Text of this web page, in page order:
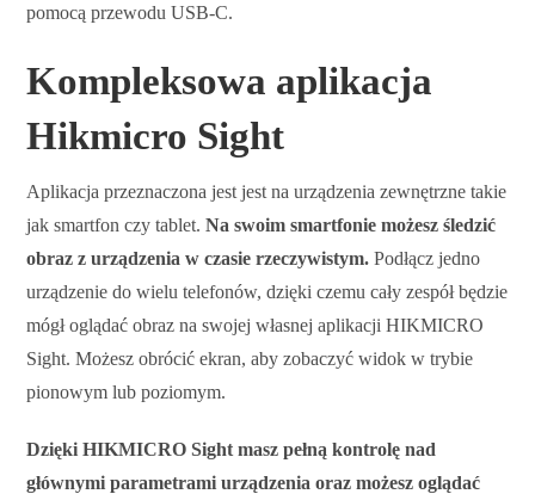
pomocą przewodu USB-C.
Kompleksowa aplikacja
Hikmicro Sight
Aplikacja przeznaczona jest jest na urządzenia zewnętrzne takie
jak smartfon czy tablet.Na swoim smartfonie możesz śledzić
obraz z urządzenia w czasie rzeczywistym. Podłącz jedno
urządzenie do wielu telefonów, dzięki czemu cały zespół będzie
mógł oglądać obraz na swojej własnej aplikacji HIKMICRO
Sight. Możesz obrócić ekran, aby zobaczyć widok w trybie
pionowym lub poziomym.
Dzięki HIKMICRO Sight masz pełną kontrolę nad
głównymi parametrami urządzenia oraz możesz oglądać